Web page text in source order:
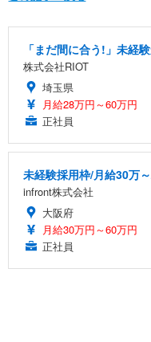
「まだ間に合う!」未経
株式会社RIOT
埼玉県
月給28万円～60万円
正社員
未経験採用枠/月給30万
infront株式会社
大阪府
月給30万円～60万円
正社員